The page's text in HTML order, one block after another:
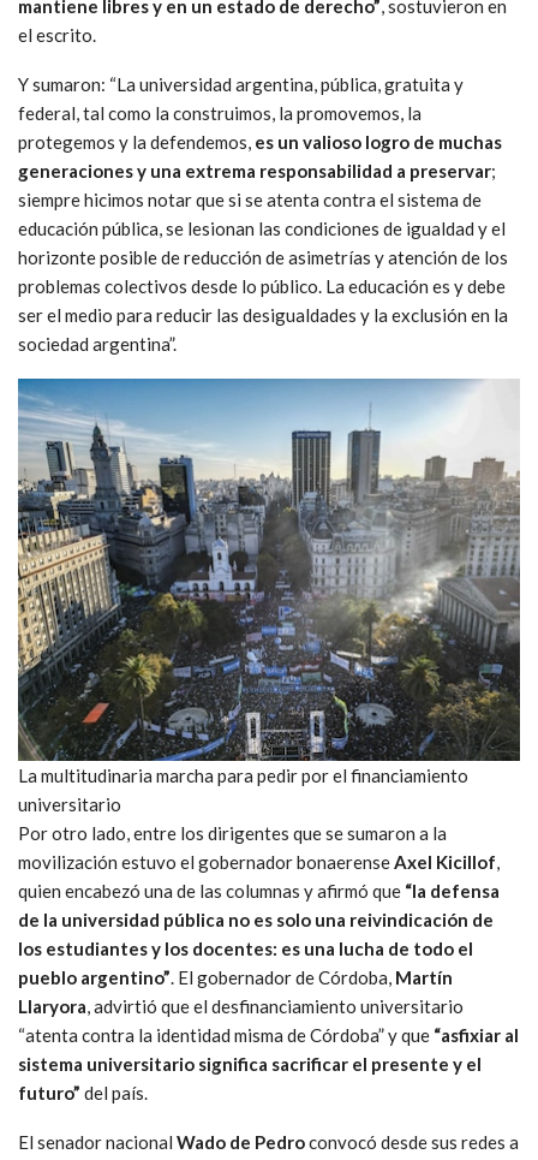
mantiene libres y en un estado de derecho”, sostuvieron en
el escrito.
Y sumaron: “La universidad argentina, pública, gratuita y
federal, tal como la construimos, la promovemos, la
protegemos y la defendemos, es un valioso logro de muchas
generaciones y una extrema responsabilidad a preservar;
siempre hicimos notar que si se atenta contra el sistema de
educación pública, se lesionan las condiciones de igualdad y el
horizonte posible de reducción de asimetrías y atención de los
problemas colectivos desde lo público. La educación es y debe
ser el medio para reducir las desigualdades y la exclusión en la
sociedad argentina”.
La multitudinaria marcha para pedir por el financiamiento
universitario
Por otro lado, entre los dirigentes que se sumaron a la
movilización estuvo el gobernador bonaerenseAxel Kicillof,
quien encabezó una de las columnas y afirmó que “la defensa
de la universidad pública no es solo una reivindicación de
los estudiantes y los docentes: es una lucha de todo el
pueblo argentino”. El gobernador de Córdoba, Martín
Llaryora, advirtió que el desfinanciamiento universitario
“atenta contra la identidad misma de Córdoba” y que “asfixiar al
sistema universitario significa sacrificar el presente y el
futuro” del país.
El senador nacional Wado de Pedroconvocó desde sus redes a